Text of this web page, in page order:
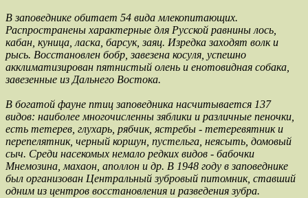
В заповеднике обитает 54 вида млекопитающих.
Распространены характерные для Русской равнины лось,
кабан, куница, ласка, барсук, заяц. Изредка заходят волк и
рысь. Восстановлен бобр, завезена косуля, успешно
акклиматизирован пятнистый олень и енотовидная собака,
завезенные из Дальнего Востока.
В богатой фауне птиц заповедника насчитывается 137
видов: наиболее многочисленны зяблики и различные пеночки,
есть тетерев, глухарь, рябчик, ястребы - тетеревятник и
перепелятник, черный коршун, пустельга, неясыть, домовый
сыч. Среди насекомых немало редких видов - бабочки
Мнемозина, махаон, аполлон и др. В 1948 году в заповеднике
был организован Центральный зубровый питомник, ставший
одним из центров восстановления и разведения зубра.